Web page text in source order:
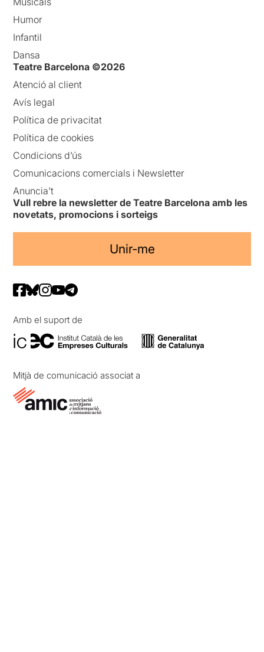
Humor
Infantil
Dansa
Teatre Barcelona ©2026
Atenció al client
Avís legal
Política de privacitat
Política de cookies
Condicions d’ús
Comunicacions comercials i Newsletter
Anuncia’t
Vull rebre la newsletter de Teatre Barcelona amb les
novetats, promocions i sorteigs
Unir-me
Amb el suport de
Mitjà de comunicació associat a